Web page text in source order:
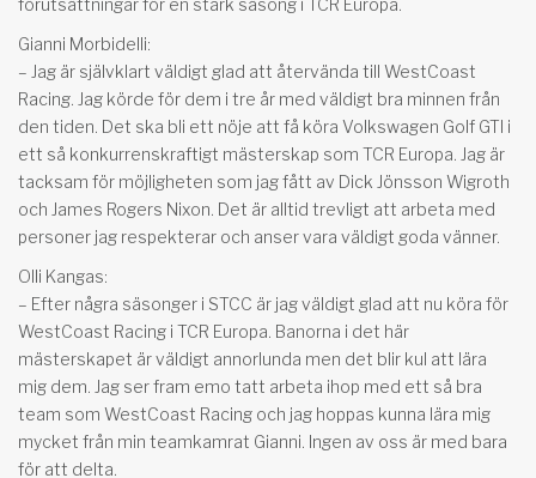
Gianni Morbidelli:
– Jag är självklart väldigt glad att återvända till WestCoast
Racing. Jag körde för dem i tre år med väldigt bra minnen från
den tiden. Det ska bli ett nöje att få köra Volkswagen Golf GTI i
ett så konkurrenskraftigt mästerskap som TCR Europa. Jag är
tacksam för möjligheten som jag fått av Dick Jönsson Wigroth
och James Rogers Nixon. Det är alltid trevligt att arbeta med
personer jag respekterar och anser vara väldigt goda vänner.
Olli Kangas:
– Efter några säsonger i STCC är jag väldigt glad att nu köra för
WestCoast Racing i TCR Europa. Banorna i det här
mästerskapet är väldigt annorlunda men det blir kul att lära
mig dem. Jag ser fram emo tatt arbeta ihop med ett så bra
team som WestCoast Racing och jag hoppas kunna lära mig
mycket från min teamkamrat Gianni. Ingen av oss är med bara
för att delta.